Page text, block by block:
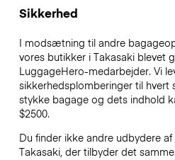
Sikkerhed
I modsætning til andre
vores butikker i Takasakiblevet
LuggageHero-medarbejder. Vi
sikkerhedsplomberinger til hvert
stykke bagage og dets indhold
$2500.
Du finder ikke andre udbydere
Takasaki, der tilbyder det